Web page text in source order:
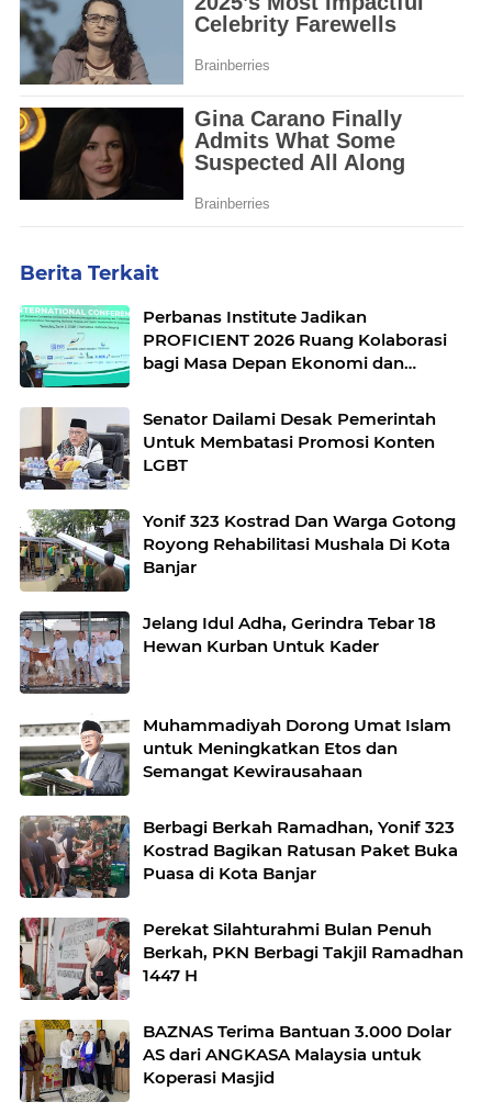
Berita Terkait
Perbanas Institute Jadikan
PROFICIENT 2026 Ruang Kolaborasi
bagi Masa Depan Ekonomi dan
Senator Dailami Desak Pemerintah
Untuk Membatasi Promosi Konten
LGBT
Yonif 323 Kostrad Dan Warga Gotong
Royong Rehabilitasi Mushala Di Kota
Banjar
Jelang Idul Adha, Gerindra Tebar 18
Hewan Kurban Untuk Kader
Muhammadiyah Dorong Umat Islam
untuk Meningkatkan Etos dan
Semangat Kewirausahaan
Berbagi Berkah Ramadhan, Yonif 323
Kostrad Bagikan Ratusan Paket Buka
Puasa di Kota Banjar
Perekat Silahturahmi Bulan Penuh
Berkah, PKN Berbagi Takjil Ramadhan
1447 H
BAZNAS Terima Bantuan 3.000 Dolar
AS dari ANGKASA Malaysia untuk
Koperasi Masjid